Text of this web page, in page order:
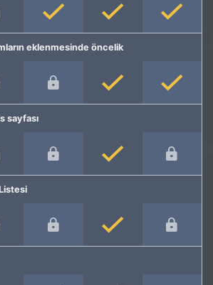
eklenmesinde öncelik
sayfası